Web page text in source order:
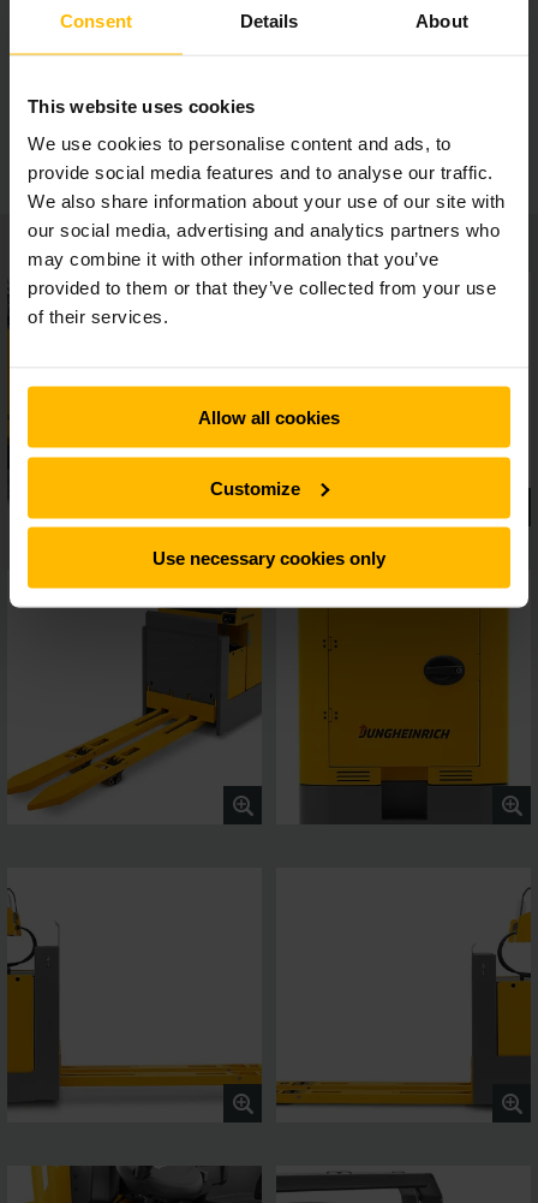
Consent Details About
This website uses cookies
We use cookies to personalise content and ads, to
provide social media features and to analyse our traffic.
We also share information about your use of our site with
our social media, advertising and analytics partners who
may combine it with other information that you’ve
provided to them or that they’ve collected from your use
of their services.
Allow all cookies
Customize
Use necessary cookies only